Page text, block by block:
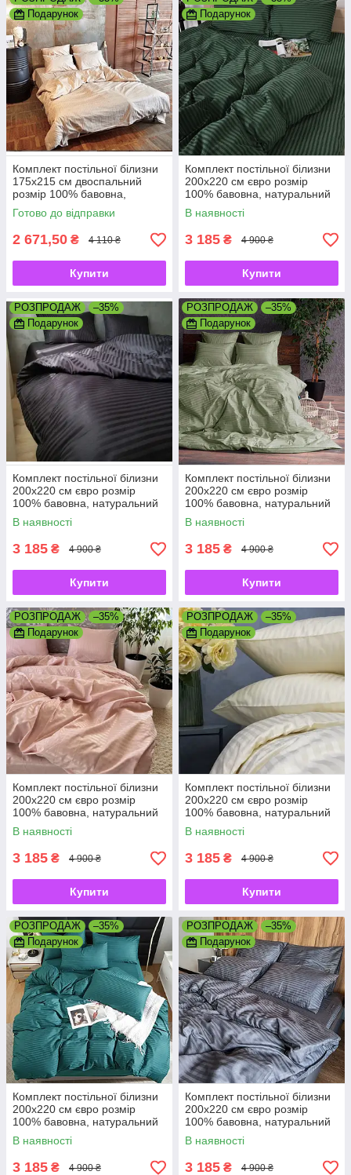
Подарунок
Комплект постільної білизни
175х215 см двоспальний
розмір 100% бавовна,
натуральний преміум страйп-
сатин
Готово до відправки
2 671,50 ₴ 4 110 ₴
Купити
Подарунок
Комплект постільної білизни
200х220 см євро розмір
100% бавовна, натуральний
преміум страйп-сатин
В наявності
3 185 ₴ 4 900 ₴
Купити
РОЗПРОДАЖ
–35%
Подарунок
Комплект постільної білизни
200х220 см євро розмір
100% бавовна, натуральний
преміум страйп-сатин
В наявності
3 185 ₴ 4 900 ₴
Купити
РОЗПРОДАЖ
–35%
Подарунок
Комплект постільної білизни
200х220 см євро розмір
100% бавовна, натуральний
преміум страйп-сатин
В наявності
3 185 ₴ 4 900 ₴
Купити
РОЗПРОДАЖ
–35%
Подарунок
Комплект постільної білизни
200х220 см євро розмір
100% бавовна, натуральний
преміум страйп-сатин
В наявності
3 185 ₴ 4 900 ₴
Купити
РОЗПРОДАЖ
–35%
Подарунок
Комплект постільної білизни
200х220 см євро розмір
100% бавовна, натуральний
преміум страйп-сатин
В наявності
3 185 ₴ 4 900 ₴
Купити
РОЗПРОДАЖ
–35%
Подарунок
Комплект постільної білизни
200х220 см євро розмір
100% бавовна, натуральний
преміум страйп-сатин
В наявності
3 185 ₴ 4 900 ₴
РОЗПРОДАЖ
–35%
Подарунок
Комплект постільної білизни
200х220 см євро розмір
100% бавовна, натуральний
преміум страйп-сатин
В наявності
3 185 ₴ 4 900 ₴